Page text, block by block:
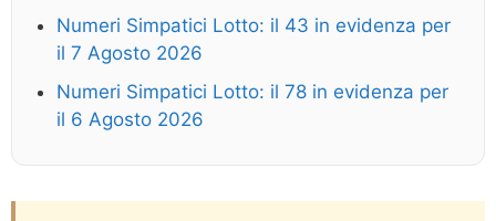
Numeri Simpatici Lotto: il 43 in evidenza per
il 7 Agosto 2026
Numeri Simpatici Lotto: il 78 in evidenza per
il 6 Agosto 2026